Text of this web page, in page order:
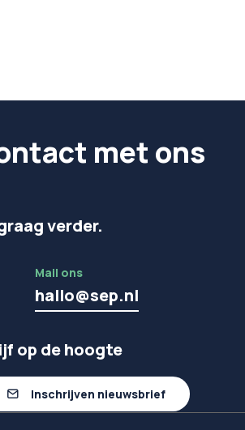
met ons
verder.
Mail ons
hallo@sep.nl
op de hoogte
Inschrijven nieuwsbrief